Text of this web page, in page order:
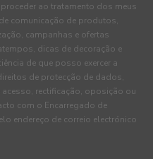
ao tratamento dos meus
comunicação de produtos,
campanhas e ofertas
dicas de decoração e
de que posso exercer a
de protecção de dados,
rectificação, oposição ou
com o Encarregado de
endereço de correio electrónico